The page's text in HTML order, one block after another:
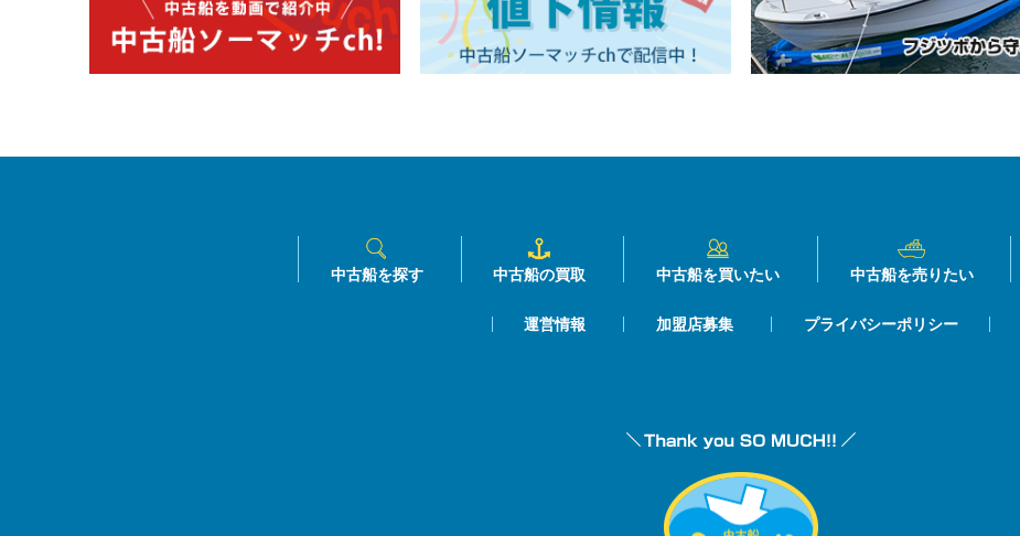
中古船を探す 中古船の買取 中古船を買いたい 中古船を売りたい
運営情報 加盟店募集 プライバシーポリシー